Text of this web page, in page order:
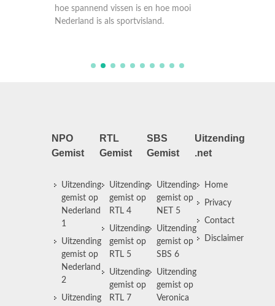
hoe spannend vissen is en hoe mooi
Nederland is als sportvisland.
NPO
Gemist
Uitzending
gemist op
Nederland
1
Uitzending
gemist op
Nederland
2
Uitzending
RTL
Gemist
Uitzending
gemist op
RTL 4
Uitzending
gemist op
RTL 5
Uitzending
gemist op
RTL 7
SBS
Gemist
Uitzending
gemist op
NET 5
Uitzending
gemist op
SBS 6
Uitzending
gemist op
Veronica
Uitzending
.net
Home
Privacy
Contact
Disclaimer